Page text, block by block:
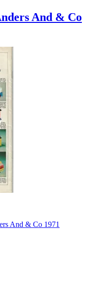
And & Co
And & Co 1971